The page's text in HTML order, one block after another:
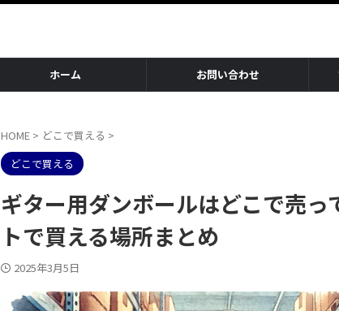
ホーム お問い合わせ
HOME > どこで買える >
どこで買える
ギター用ダンボールはどこで売っ
トで買える場所まとめ
2025年3月5日